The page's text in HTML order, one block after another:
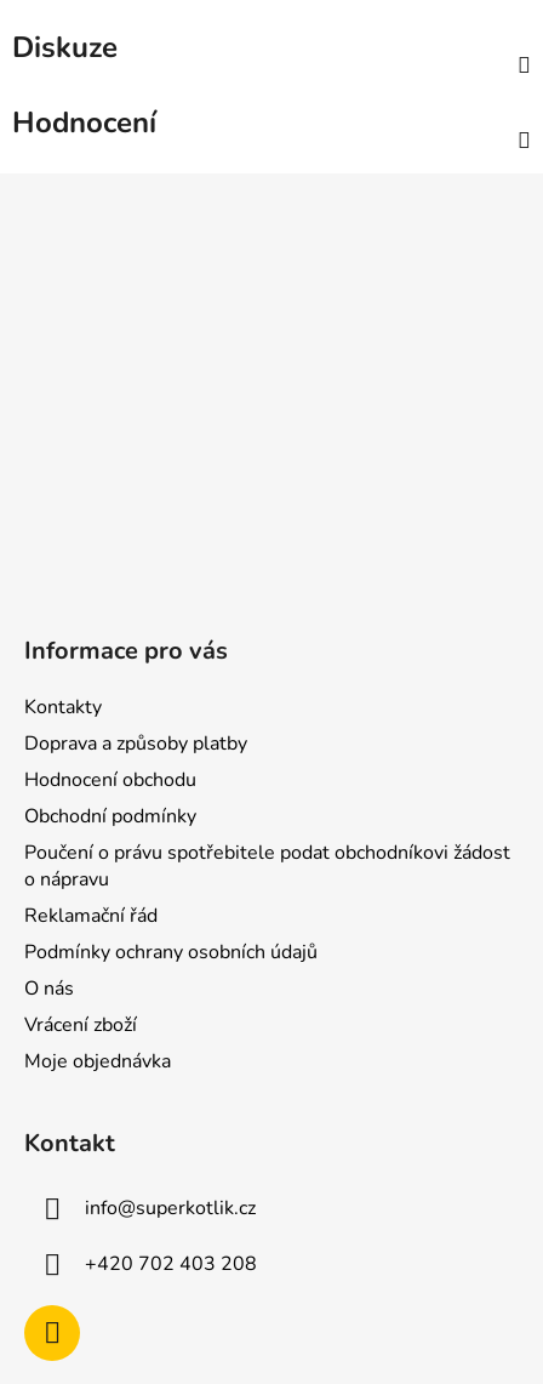
Diskuze
Hodnocení
Informace pro vás
Kontakty
Doprava a způsoby platby
Hodnocení obchodu
Obchodní podmínky
Poučení o právu spotřebitele podat obchodníkovi žádost
o nápravu
Reklamační řád
Podmínky ochrany osobních údajů
O nás
Vrácení zboží
Moje objednávka
Kontakt
info@superkotlik.cz
+420 702 403 208